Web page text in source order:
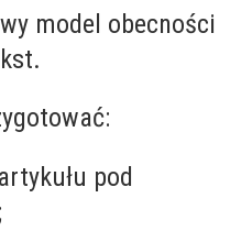
model obecności
pod